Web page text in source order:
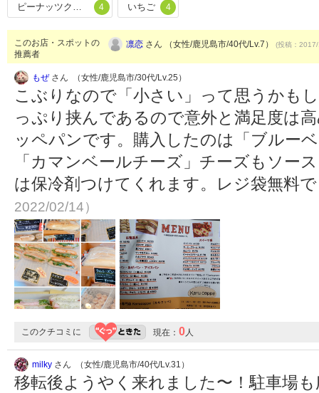
4 いちご 4
このお店・スポットの
推薦者
凛恋 さん （女性/鹿児島市/40代/Lv.7） (投稿：
もぜさん （女性/鹿児島市/30代/Lv.25）
こぶりなので「小さい」って思うかも
っぷり挟んであるので意外と満足度は
ッペパンです。購入したのは「ブルー
「カマンベールチーズ」チーズもソー
は保冷剤つけてくれます。レジ袋無料
2022/02/14）
このクチコミに 現在： 0人
milky さん （女性/鹿児島市/40代/Lv.31）
移転後ようやく来れました〜！駐車場